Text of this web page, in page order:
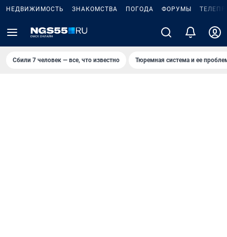
НЕДВИЖИМОСТЬ ЗНАКОМСТВА ПОГОДА ФОРУМЫ
Сбили 7 человек — все, что известно Тюремная система и ее